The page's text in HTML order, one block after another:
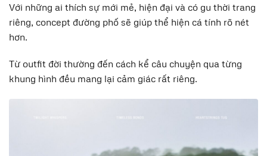
Với những ai thích sự mới mẻ, hiện đại và có gu thời trang
riêng, concept đường phố sẽ giúp thể hiện cá tính rõ nét
hơn.
Từ outfit đời thường đến cách kể câu chuyện qua từng
khung hình đều mang lại cảm giác rất riêng.